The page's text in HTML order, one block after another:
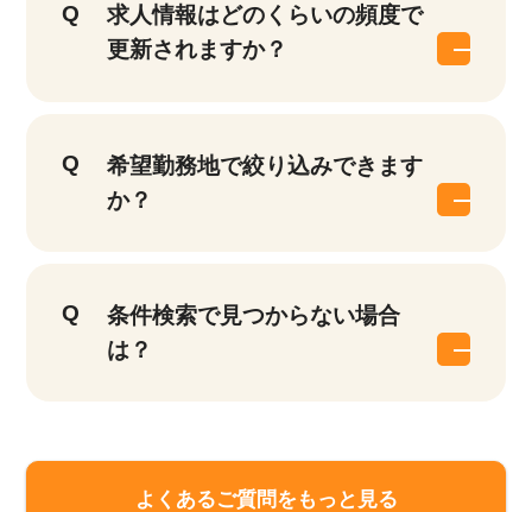
求人情報はどのくらいの頻度で
更新されますか？
希望勤務地で絞り込みできます
か？
条件検索で見つからない場合
は？
よくあるご質問をもっと見る